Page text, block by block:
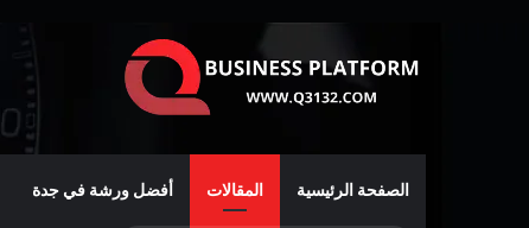
الصفحة الرئيسية المقالات أفضل ورشة في جدة